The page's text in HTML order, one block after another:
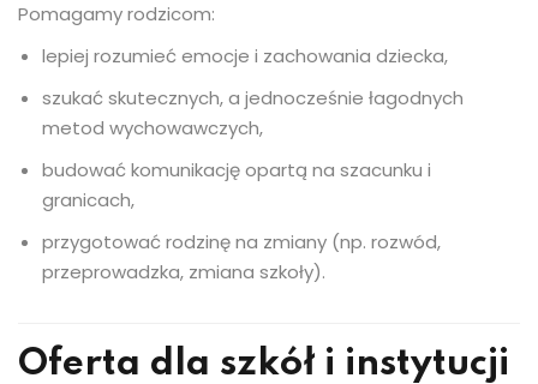
Pomagamy rodzicom:
lepiej rozumieć emocje i zachowania dziecka,
szukać skutecznych, a jednocześnie łagodnych
metod wychowawczych,
budować komunikację opartą na szacunku i
granicach,
przygotować rodzinę na zmiany (np. rozwód,
przeprowadzka, zmiana szkoły).
Oferta dla szkół i instytucji